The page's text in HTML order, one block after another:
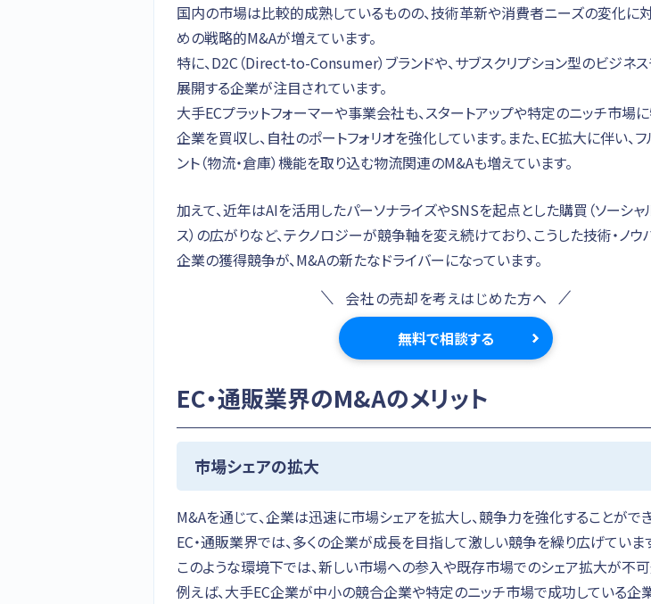
国内の市場は比較的成熟しているものの、技術革新や消費者ニーズの変化に
めの戦略的M&Aが増えています。
特に、D2C（Direct-to-Consumer）ブランドや、サブスクリプション型のビジネ
展開する企業が注目されています。
大手ECプラットフォーマーや事業会社も、スタートアップや特定のニッチ市場
企業を買収し、自社のポートフォリオを強化しています。また、EC拡大に伴い、フ
ント（物流・倉庫）機能を取り込む物流関連のM&Aも増えています。
加えて、近年はAIを活用したパーソナライズやSNSを起点とした購買（ソーシャ
ス）の広がりなど、テクノロジーが競争軸を変え続けており、こうした技術・ノ
企業の獲得競争が、M&Aの新たなドライバーになっています。
会社の売却を考えはじめた方へ
無料で相談する
EC・通販業界のM&Aのメリット
市場シェアの拡大
M&Aを通じて、企業は迅速に市場シェアを拡大し、競争力を強化することができ
EC・通販業界では、多くの企業が成長を目指して激しい競争を繰り広げていま
このような環境下では、新しい市場への参入や既存市場でのシェア拡大が不可
例えば、大手EC企業が中小の競合企業や特定のニッチ市場で成功している企